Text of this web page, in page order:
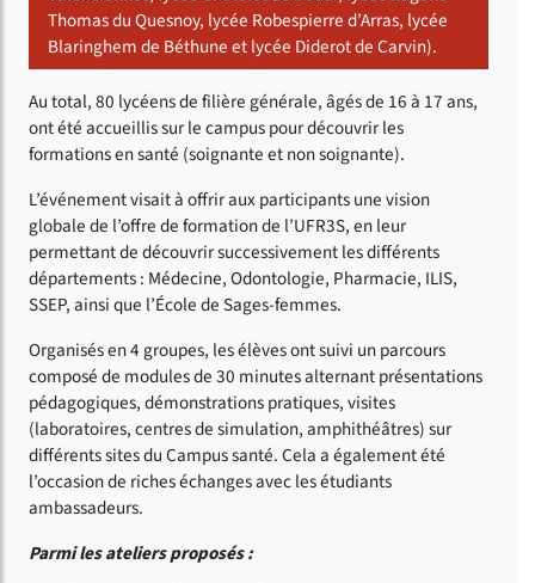
Thomas du Quesnoy, lycée Robespierre d’Arras, lycée
Blaringhem de Béthune et lycée Diderot de Carvin).
Au total, 80 lycéens de filière générale, âgés de 16 à 17 ans,
ont été accueillis sur le campus pour découvrir les
formations en santé (soignante et non soignante).
L’événement visait à offrir aux participants une vision
globale de l’offre de formation de l’UFR3S, en leur
permettant de découvrir successivement les différents
départements : Médecine, Odontologie, Pharmacie, ILIS,
SSEP, ainsi que l’École de Sages-femmes.
Organisés en 4 groupes, les élèves ont suivi un parcours
composé de modules de 30 minutes alternant présentations
pédagogiques, démonstrations pratiques, visites
(laboratoires, centres de simulation, amphithéâtres) sur
différents sites du Campus santé. Cela a également été
l’occasion de riches échanges avec les étudiants
ambassadeurs.
Parmi les ateliers proposés :